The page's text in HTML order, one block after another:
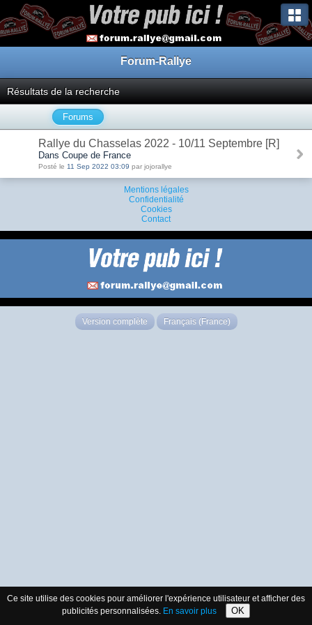
Forum-Rallye
Résultats de la recherche
Forums
Rallye du Chasselas 2022 - 10/11 Septembre [R]
Dans Coupe de France
Posté le 11 Sep 2022 03:09 par jojorallye
Mentions légales
Confidentialité
Cookies
Contact
Version complète Français (France)
Ce site utilise des cookies pour améliorer l'expérience utilisateur et afficher des
publicités personnalisées. En savoir plus OK